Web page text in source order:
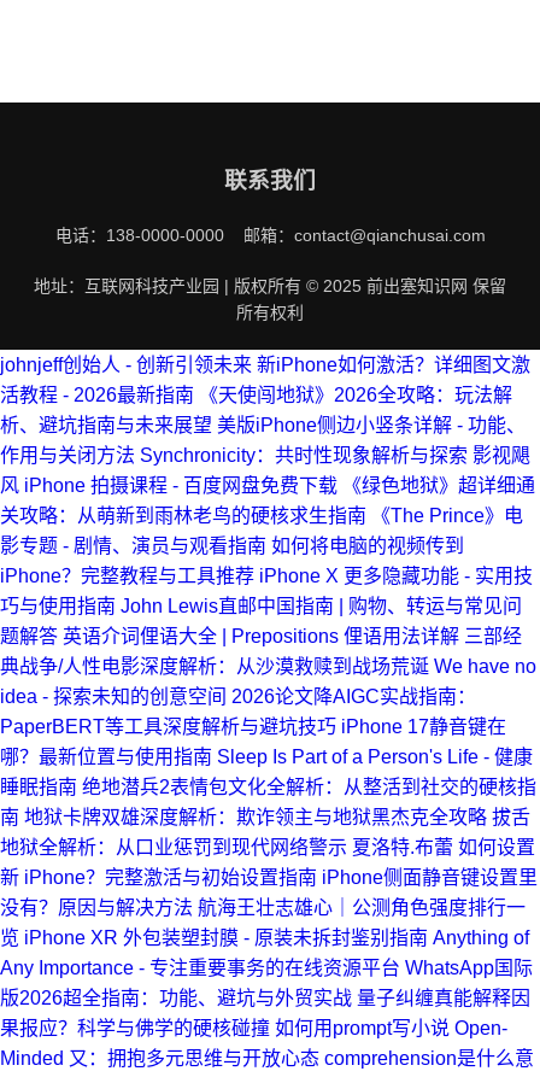
联系我们
电话：138-0000-0000 邮箱：contact@qianchusai.com
地址：互联网科技产业园 | 版权所有 © 2025 前出塞知识网 保留
所有权利
johnjeff创始人 - 创新引领未来 新iPhone如何激活？详细图文激
活教程 - 2026最新指南
《天使闯地狱》2026全攻略：玩法解
析、避坑指南与未来展望 美版iPhone侧边小竖条详解 - 功能、
作用与关闭方法 Synchronicity：共时性现象解析与探索 影视飓
风 iPhone 拍摄课程 - 百度网盘免费下载
《绿色地狱》超详细通
关攻略：从萌新到雨林老鸟的硬核求生指南
《The Prince》电
影专题 - 剧情、演员与观看指南 如何将电脑的视频传到
iPhone？完整教程与工具推荐 iPhone X 更多隐藏功能 - 实用技
巧与使用指南 John Lewis直邮中国指南 | 购物、转运与常见问
题解答 英语介词俚语大全 | Prepositions 俚语用法详解 三部经
典战争/人性电影深度解析：从沙漠救赎到战场荒诞 We have no
idea - 探索未知的创意空间 2026论文降AIGC实战指南：
PaperBERT等工具深度解析与避坑技巧 iPhone 17静音键在
哪？最新位置与使用指南 Sleep Is Part of a Person's Life - 健康
睡眠指南 绝地潜兵2表情包文化全解析：从整活到社交的硬核指
南 地狱卡牌双雄深度解析：欺诈领主与地狱黑杰克全攻略 拔舌
地狱全解析：从口业惩罚到现代网络警示 夏洛特.布蕾 如何设置
新 iPhone？完整激活与初始设置指南 iPhone侧面静音键设置里
没有？原因与解决方法 航海王壮志雄心｜公测角色强度排行一
览 iPhone XR 外包装塑封膜 - 原装未拆封鉴别指南 Anything of
Any Importance - 专注重要事务的在线资源平台 WhatsApp国际
版2026超全指南：功能、避坑与外贸实战 量子纠缠真能解释因
果报应？科学与佛学的硬核碰撞 如何用prompt写小说 Open-
Minded 又：拥抱多元思维与开放心态 comprehension是什么意